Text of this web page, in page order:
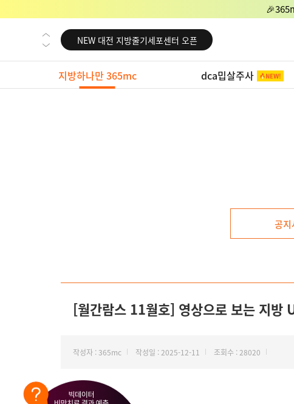
NEW 교대 지방줄기세포센터 오픈
NEW 대전 지방줄기세포센터 오픈
NEW 노원 지방줄기세포센터 오픈
NEW 미국 LA점 오픈
지방하나만 365mc dca밉살주사
공지
[월간람스 11월호] 영상으로 보는 지
작성자 : 365mc 작성일 : 2025-12-11 조회수 : 28020